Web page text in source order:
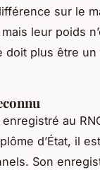
sur le
leur poids
plus être
enregistré au
d’État, il
Son